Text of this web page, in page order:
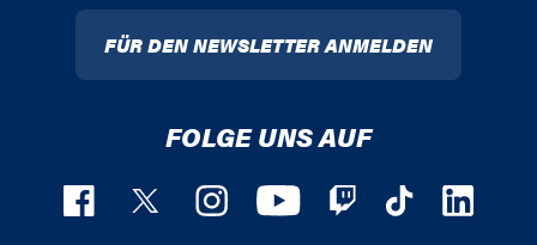
FÜR DEN NEWSLETTER ANMELDEN
FOLGE UNS AUF